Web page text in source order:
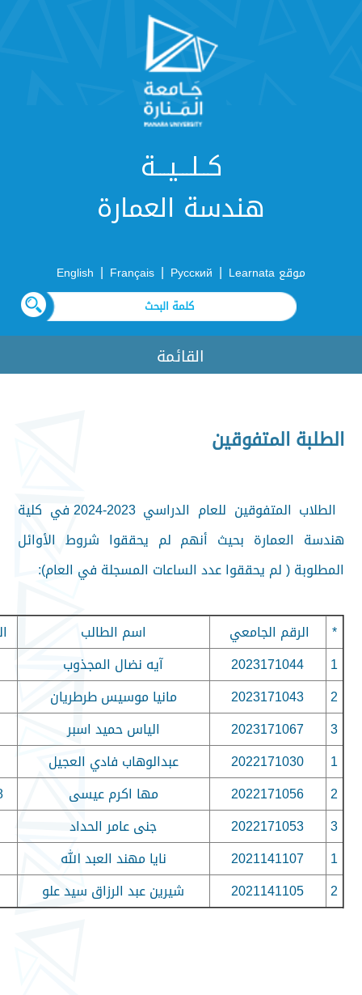
كــلـــيـــة
هندسة العمارة
موقع Learnata |
Русский
|
Français
|
English
القائمة
الطلبة المتفوقين
الطلاب المتفوقين للعام الدراسي 2023-2024 في كلية
هندسة العمارة بحيث أنهم لم يحققوا شروط الأوائل
المطلوبة ( لم يحققوا عدد الساعات المسجلة في العام):
* الرقم الجامعي اسم الطالب
1
2023171044
آيه نضال المجذوب
2
2023171043
مانيا موسيس طرطريان
3
2023171067
الياس حميد اسبر
1
2022171030
عبدالوهاب فادي العجيل
2
2022171056 مها اكرم عيسى
3
2022171053
جنى عامر الحداد
1
2021141107
نايا مهند العبد الله
2
2021141105 شيرين عبد الرزاق سيد علو